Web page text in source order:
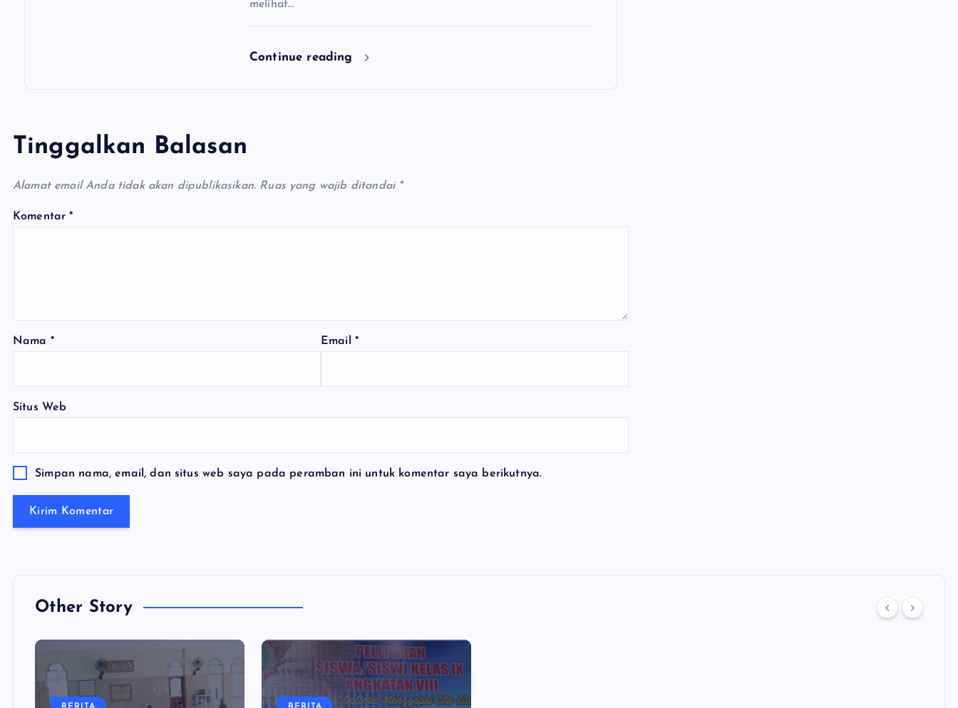
melihat…
Continue reading
Tinggalkan Balasan
Alamat email Anda tidak akan dipublikasikan. Ruas yang wajib ditandai *
Komentar*
Nama * Email *
Situs Web
Simpan nama, email, dan situs web saya pada peramban ini untuk komentar saya berikutnya.
Other Story